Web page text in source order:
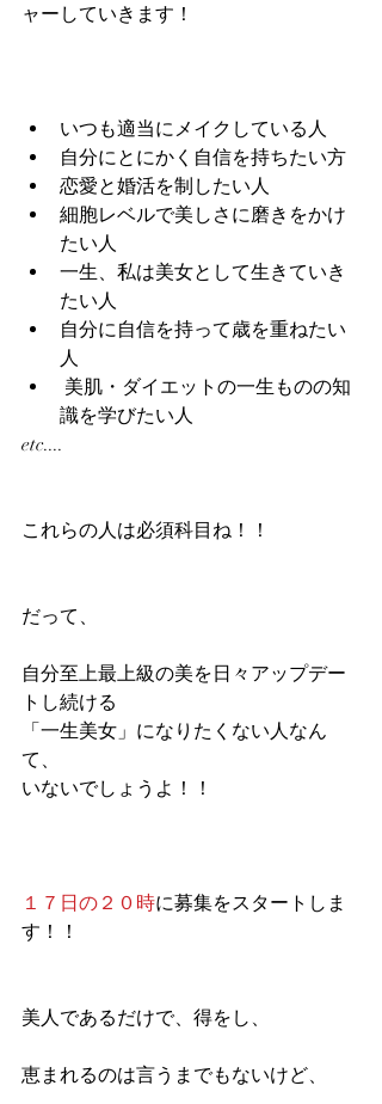
ャーしていきます！
いつも適当にメイクしている人
自分にとにかく自信を持ちたい方
恋愛と婚活を制したい人
細胞レベルで美しさに磨きをかけ
たい人
一生、私は美女として生きていき
たい人
自分に自信を持って歳を重ねたい
人
識を学びたい人
etc....
これらの人は必須科目ね！！
だって、
自分至上最上級の美を日々アップデー
トし続ける
「一生美女」になりたくない人なん
て、
いないでしょうよ！！
１７日の２０時に募集をスタートしま
す！！
美人であるだけで、得をし、
恵まれるのは言うまでもないけど、